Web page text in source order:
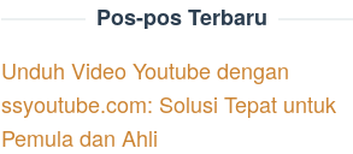
Pos-pos Terbaru
Unduh Video Youtube dengan
ssyoutube.com: Solusi Tepat untuk
Pemula dan Ahli